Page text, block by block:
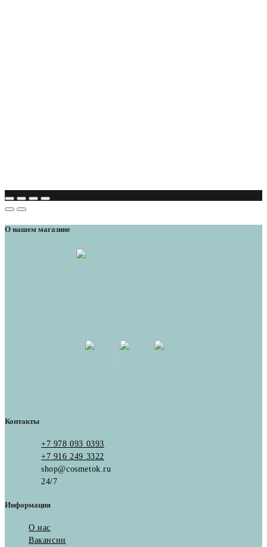
О нашем магазине
Контакты
+7 978 093 0393
+7 916 249 3322
shop@cosmetok.ru
24/7
Информация
О нас
Вакансии